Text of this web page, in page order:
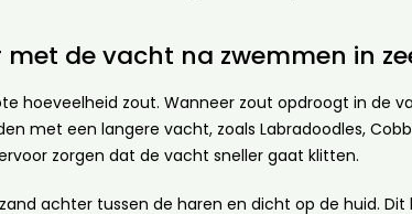
de vacht na zwemmen in
hoeveelheid zout. Wanneer zout opdroogt in de
met een langere vacht, zoals Labradoodles,
zorgen dat de vacht sneller gaat klitten.
achter tussen de haren en dicht op de huid.